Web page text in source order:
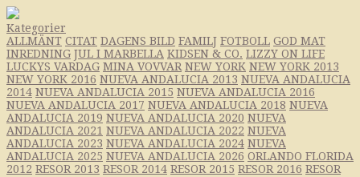
Kategorier
ALLMÄNT CITAT DAGENS BILD FAMILJ FOTBOLL GOD MAT
INREDNING JUL I MARBELLA KIDSEN & CO. LIZZY ON LIFE
LUCKYS VARDAG MINA VOVVAR NEW YORK NEW YORK 2013
NEW YORK 2016 NUEVA ANDALUCIA 2013 NUEVA ANDALUCIA
2014 NUEVA ANDALUCIA 2015 NUEVA ANDALUCIA 2016
NUEVA ANDALUCIA 2017 NUEVA ANDALUCIA 2018 NUEVA
ANDALUCIA 2019 NUEVA ANDALUCIA 2020 NUEVA
ANDALUCIA 2021 NUEVA ANDALUCIA 2022 NUEVA
ANDALUCIA 2023 NUEVA ANDALUCIA 2024 NUEVA
ANDALUCIA 2025 NUEVA ANDALUCIA 2026 ORLANDO FLORIDA
2012 RESOR 2013 RESOR 2014 RESOR 2015 RESOR 2016 RESOR